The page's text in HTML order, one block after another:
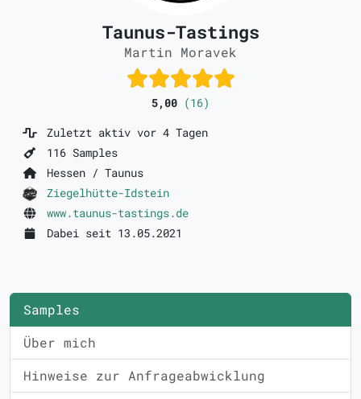
Taunus-Tastings
Martin Moravek
5,00 (16)
Zuletzt aktiv vor 4 Tagen
116 Samples
Hessen / Taunus
Ziegelhütte-Idstein
www.taunus-tastings.de
Dabei seit 13.05.2021
Samples
Über mich
Hinweise zur Anfrageabwicklung